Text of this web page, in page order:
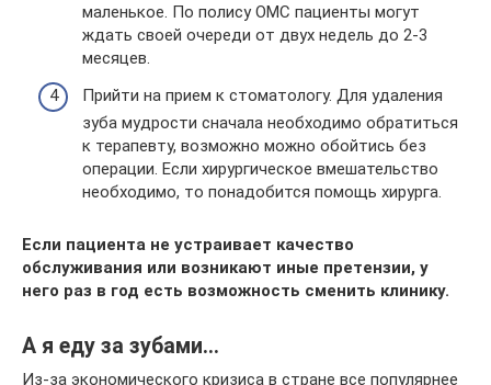
маленькое. По полису ОМС пациенты могут
ждать своей очереди от двух недель до 2-3
месяцев.
Прийти на прием к стоматологу. Для удаления
зуба мудрости сначала необходимо обратиться
к терапевту, возможно можно обойтись без
операции. Если хирургическое вмешательство
необходимо, то понадобится помощь хирурга.
Если пациента не устраивает качество
обслуживания или возникают иные претензии, у
него раз в год есть возможность сменить клинику.
А я еду за зубами…
Из-за экономического кризиса в стране все популярнее